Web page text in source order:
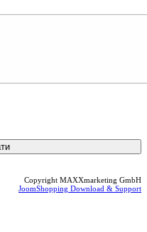
Copyright MAXXmarketing GmbH
JoomShopping Download & Support